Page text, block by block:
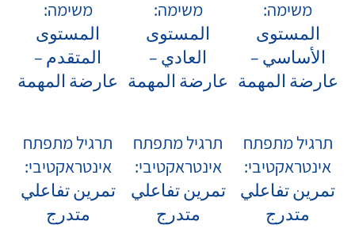
משימה:
المستوى
الأساسي –
عارضة المهمة
משימה:
المستوى
العادي –
عارضة المهمة
משימה:
المستوى
المتقدم –
عارضة المهمة
תרגיל מתפתח
אינטראקטיבי:
تمرين تفاعلي
متدرج
תרגיל מתפתח
אינטראקטיבי:
تمرين تفاعلي
متدرج
תרגיל מתפתח
אינטראקטיבי:
تمرين تفاعلي
متدرج